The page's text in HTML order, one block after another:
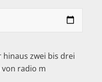
hinaus zwei bis drei
radio m